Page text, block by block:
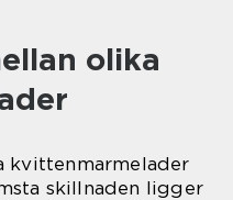
olika
kvittenmarmelader
skillnaden ligger